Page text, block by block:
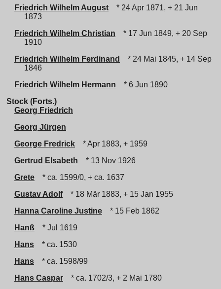
Friedrich Wilhelm August
* 24 Apr 1871, + 21 Jun
1873
Friedrich Wilhelm Christian
* 17 Jun 1849, + 20 Sep
1910
Friedrich Wilhelm Ferdinand
* 24 Mai 1845, + 14 Sep
1846
Friedrich Wilhelm Hermann
* 6 Jun 1890
Stock (Forts.)
Georg Friedrich
Georg Jürgen
George Fredrick
* Apr 1883, + 1959
Gertrud Elsabeth
* 13 Nov 1926
Grete
* ca. 1599/0, + ca. 1637
Gustav Adolf
* 18 Mär 1883, + 15 Jan 1955
Hanna Caroline Justine
* 15 Feb 1862
Hanß
* Jul 1619
Hans
* ca. 1530
Hans
* ca. 1598/99
Hans Caspar
* ca. 1702/3, + 2 Mai 1780